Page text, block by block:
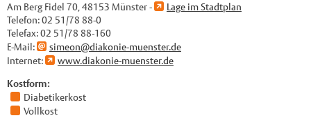
Am Berg Fidel 70, 48153 Münster -
Lage im Stadtplan
Telefon: 02 51/78 88-0
Telefax: 02 51/78 88-160
E-Mail:
simeon@diakonie-muenster.de
Internet:
www.diakonie-muenster.de
Kostform:
Diabetikerkost
Vollkost